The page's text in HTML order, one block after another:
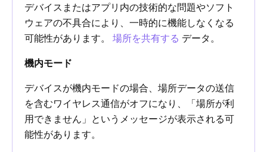
デバイスまたはアプリ内の技術的な問題やソフト
ウェアの不具合により、一時的に機能しなくなる
可能性があります。 場所を共有する データ。
機内モード
デバイスが機内モードの場合、場所データの送信
を含むワイヤレス通信がオフになり、「場所が利
用できません」というメッセージが表示される可
能性があります。